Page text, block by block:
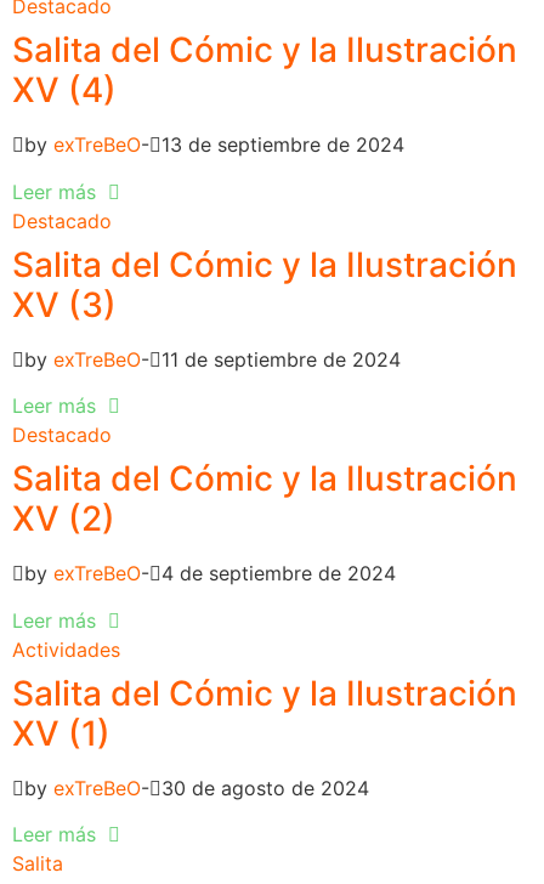
Destacado
Salita del Cómic y la Ilustración
XV (4)
by exTreBeO
13 de septiembre de 2024
Leer más
Destacado
Salita del Cómic y la Ilustración
XV (3)
by exTreBeO
11 de septiembre de 2024
Leer más
Destacado
Salita del Cómic y la Ilustración
XV (2)
by exTreBeO
4 de septiembre de 2024
Leer más
Actividades
Salita del Cómic y la Ilustración
XV (1)
by exTreBeO
30 de agosto de 2024
Leer más
Salita